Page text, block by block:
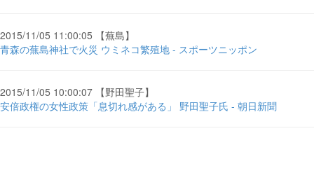
2015/11/05 11:00:05 【蕪島】
青森の蕪島神社で火災 ウミネコ繁殖地 - スポーツニッポン
2015/11/05 10:00:07 【野田聖子】
安倍政権の女性政策「息切れ感がある」 野田聖子氏 - 朝日新聞